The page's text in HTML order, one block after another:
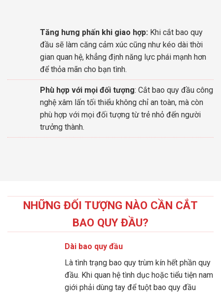
Tăng hưng phấn khi giao hợp: Khi cắt bao quy
đầu sẽ làm căng cảm xúc cũng như kéo dài thời
gian quan hệ, khẳng định năng lực phái mạnh hơn
để thỏa mãn cho bạn tình.
Phù hợp với mọi đối tượng: Cắt bao quy đầu công
nghệ xâm lấn tối thiểu không chỉ an toàn, mà còn
phù hợp với mọi đối tượng từ trẻ nhỏ đến người
trưởng thành.
NHỮNG ĐỐI TƯỢNG NÀO CẦN CẮT
BAO QUY ĐẦU?
Dài bao quy đầu
Là tình trạng bao quy trùm kín hết phần quy
đầu. Khi quan hệ tình dục hoặc tiểu tiện nam
giới phải dùng tay để tuột bao quy đầu